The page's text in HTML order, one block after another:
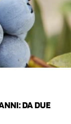
DA DUE